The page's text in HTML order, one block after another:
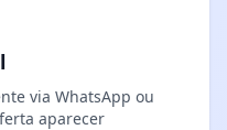
via WhatsApp ou
aparecer